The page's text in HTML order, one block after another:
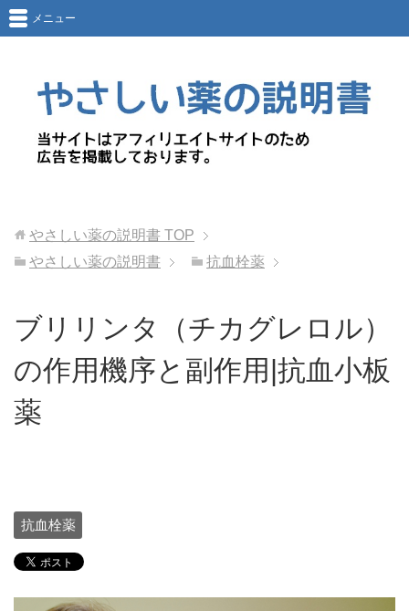
メニュー
やさしい薬の説明書 TOP
やさしい薬の説明書
抗血栓薬
ブリリンタ（チカグレロル）
の作用機序と副作用|抗血小板
薬
抗血栓薬